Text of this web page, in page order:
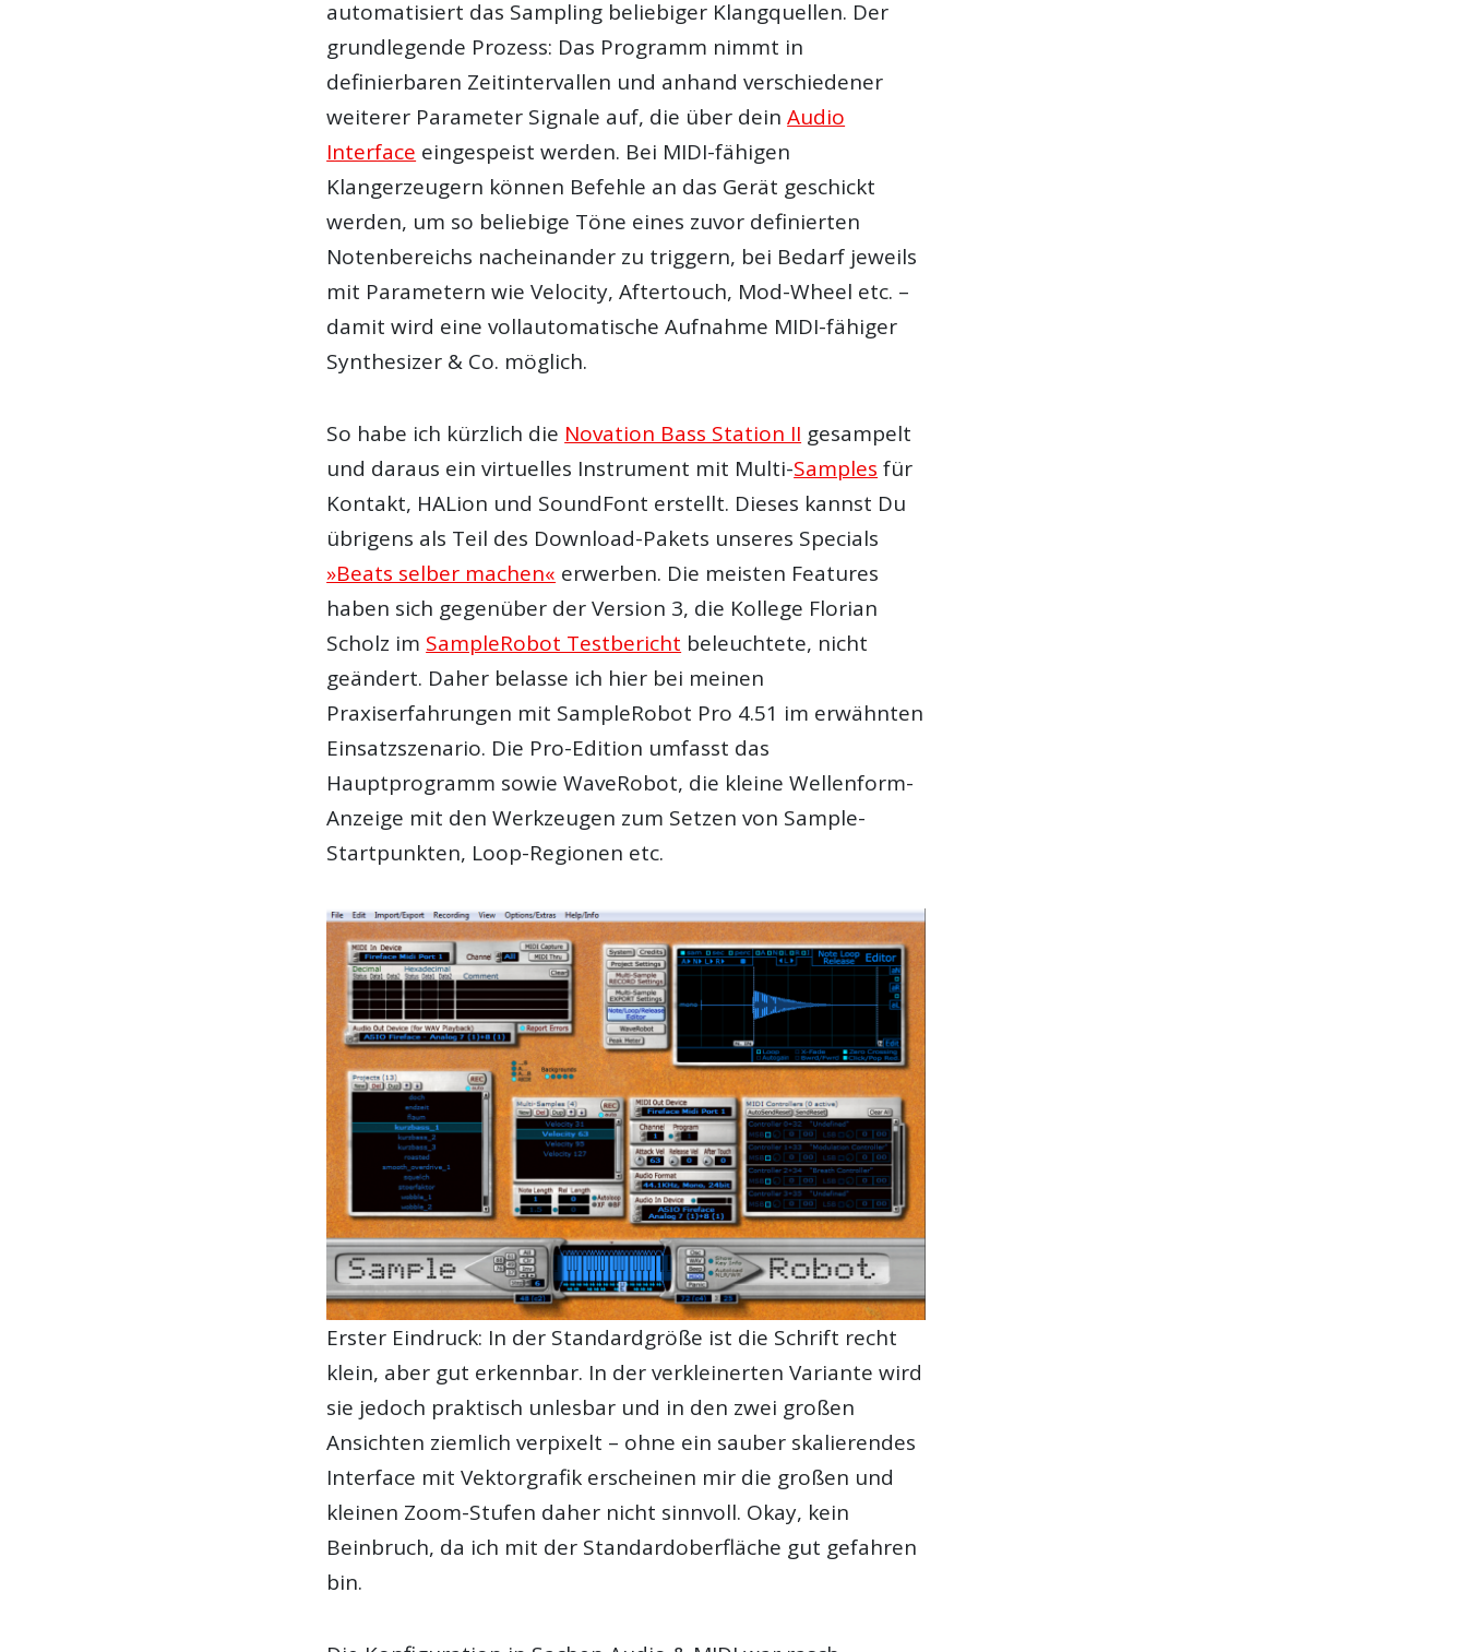
automatisiert das Sampling beliebiger Klangquellen. Der
grundlegende Prozess: Das Programm nimmt in
definierbaren Zeitintervallen und anhand verschiedener
weiterer Parameter Signale auf, die über deinAudio
Interface eingespeist werden. Bei MIDI-fähigen
Klangerzeugern können Befehle an das Gerät geschickt
werden, um so beliebige Töne eines zuvor definierten
Notenbereichs nacheinander zu triggern, bei Bedarf jeweils
mit Parametern wie Velocity, Aftertouch, Mod-Wheel etc. –
damit wird eine vollautomatische Aufnahme MIDI-fähiger
Synthesizer & Co. möglich.
So habe ich kürzlich die Novation Bass Station II gesampelt
und daraus ein virtuelles Instrument mit Multi-Samples für
Kontakt, HALion und SoundFont erstellt. Dieses kannst Du
übrigens als Teil des Download-Pakets unseres Specials
»Beats selber machen« erwerben. Die meisten Features
haben sich gegenüber der Version 3, die Kollege Florian
Scholz im SampleRobot Testbericht beleuchtete, nicht
geändert. Daher belasse ich hier bei meinen
Praxiserfahrungen mit SampleRobot Pro 4.51 im erwähnten
Einsatzszenario. Die Pro-Edition umfasst das
Hauptprogramm sowie WaveRobot, die kleine Wellenform-
Anzeige mit den Werkzeugen zum Setzen von Sample-
Startpunkten, Loop-Regionen etc.
Erster Eindruck: In der Standardgröße ist die Schrift recht
klein, aber gut erkennbar. In der verkleinerten Variante wird
sie jedoch praktisch unlesbar und in den zwei großen
Ansichten ziemlich verpixelt – ohne ein sauber skalierendes
Interface mit Vektorgrafik erscheinen mir die großen und
kleinen Zoom-Stufen daher nicht sinnvoll. Okay, kein
Beinbruch, da ich mit der Standardoberfläche gut gefahren
bin.